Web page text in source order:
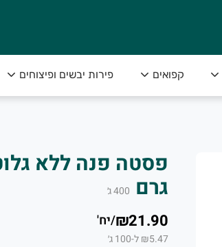
קפואים פירות יבשים ופיצוחים
גרם 400ג׳
₪21.90
/יח'
₪5.47 ל-100 ג׳